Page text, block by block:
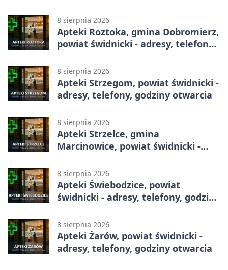
8 sierpnia 2026
Apteki Roztoka, gmina Dobromierz,
powiat świdnicki - adresy, telefony,
8 sierpnia 2026
Apteki Strzegom, powiat świdnicki -
adresy, telefony, godziny otwarcia
8 sierpnia 2026
Apteki Strzelce, gmina
Marcinowice, powiat świdnicki -
8 sierpnia 2026
Apteki Świebodzice, powiat
świdnicki - adresy, telefony, godziny
8 sierpnia 2026
Apteki Żarów, powiat świdnicki -
adresy, telefony, godziny otwarcia